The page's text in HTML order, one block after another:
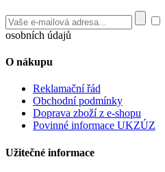
osobních údajů
O nákupu
Reklamační řád
Obchodní podmínky
Doprava zboží z e-shopu
Povinné informace UKZÚZ
Užitečné informace